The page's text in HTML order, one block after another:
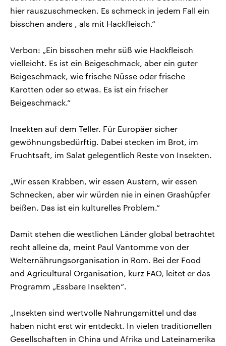
hier rauszuschmecken. Es schmeck in jedem Fall ein
bisschen anders , als mit Hackfleisch.“
Verbon: „Ein bisschen mehr süß wie Hackfleisch
vielleicht. Es ist ein Beigeschmack, aber ein guter
Beigeschmack, wie frische Nüsse oder frische
Karotten oder so etwas. Es ist ein frischer
Beigeschmack.“
Insekten auf dem Teller. Für Europäer sicher
gewöhnungsbedürftig. Dabei stecken im Brot, im
Fruchtsaft, im Salat gelegentlich Reste von Insekten.
„Wir essen Krabben, wir essen Austern, wir essen
Schnecken, aber wir würden nie in einen Grashüpfer
beißen. Das ist ein kulturelles Problem.“
Damit stehen die westlichen Länder global betrachtet
recht alleine da, meint Paul Vantomme von der
Welternährungsorganisation in Rom. Bei der Food
and Agricultural Organisation, kurz FAO, leitet er das
Programm „Essbare Insekten“.
„Insekten sind wertvolle Nahrungsmittel und das
haben nicht erst wir entdeckt. In vielen traditionellen
Gesellschaften in China und Afrika und Lateinamerika